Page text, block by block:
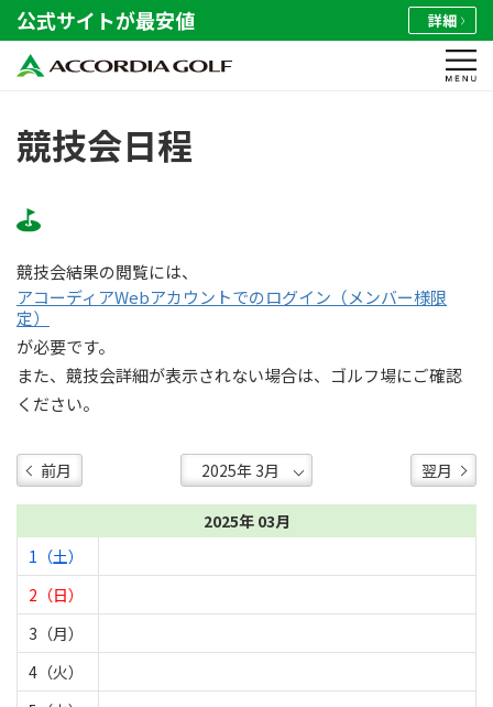
公式サイトが最安値 詳細
競技会日程
競技会結果の閲覧には、
アコーディアWebアカウントでのログイン（メンバー様限
定）
が必要です。
また、競技会詳細が表示されない場合は、ゴルフ場にご確認
ください。
前月 翌月
2025年 03月
1（土）
2（日）
3（月）
4（火）